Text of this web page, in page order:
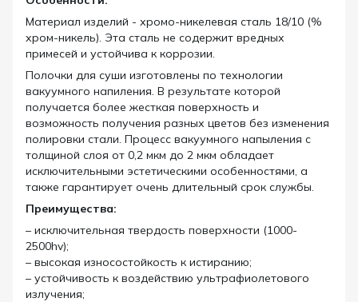
Материал изделий - хромо-никелевая сталь 18/10 (%
хром-никель). Эта сталь не содержит вредных
примесей и устойчива к коррозии.
Полочки для суши изготовлены по технологии
вакуумного напиления. В результате которой
получается более жесткая поверхность и
возможность получения разных цветов без изменения
полировки стали. Процесс вакуумного напыления с
толщиной слоя от 0,2 мкм до 2 мкм обладает
исключительными эстетическими особенностями, а
также гарантирует очень длительный срок службы.
Преимущества:
– исключительная твердость поверхности (1000-
2500hv);
– высокая износостойкость к истиранию;
– устойчивость к воздействию ультрафиолетового
излучения;